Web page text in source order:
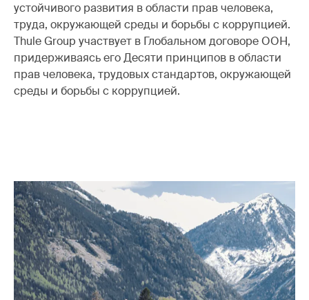
устойчивого развития в области прав человека,
труда, окружающей среды и борьбы с коррупцией.
Thule Group участвует в Глобальном договоре ООН,
придерживаясь его Десяти принципов в области
прав человека, трудовых стандартов, окружающей
среды и борьбы с коррупцией.